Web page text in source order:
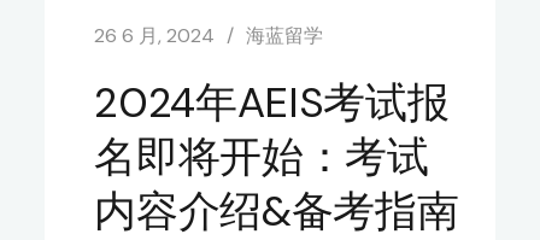
26 6 月, 2024 海蓝留学
2024年AEIS考试报
名即将开始：考试
内容介绍&备考指南